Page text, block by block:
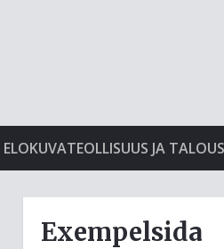
ELOKUVATEOLLISUUS JA TALOUS
Exempelsida